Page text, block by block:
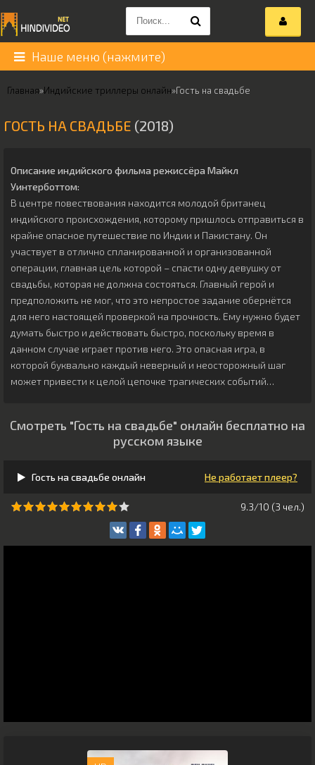
Наше меню (нажмите)
Главная»Индийские триллеры онлайн»Гость на свадьбе
ГОСТЬ НА СВАДЬБЕ (2018)
Описание индийского фильма режиссёра Майкл
Уинтерботтом:
В центре повествования находится молодой британец
индийского происхождения, которому пришлось отправиться в
крайне опасное путешествие по Индии и Пакистану. Он
участвует в отлично спланированной и организованной
операции, главная цель которой – спасти одну девушку от
свадьбы, которая не должна состояться. Главный герой и
предположить не мог, что это непростое задание обернётся
для него настоящей проверкой на прочность. Ему нужно будет
думать быстро и действовать быстро, поскольку время в
данном случае играет против него. Это опасная игра, в
которой буквально каждый неверный и неосторожный шаг
может привести к целой цепочке трагических событий…
Смотреть "Гость на свадьбе" онлайн бесплатно на
русском языке
Гость на свадьбе онлайн Не работает плеер?
9.3/10 (3 чeл.)